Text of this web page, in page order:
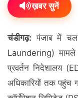
ख़बर सुनें
चंडीगढ़: पंजाब में चल
Laundering) मामले
प्रवर्तन निदेशालय
अधिकारियों तक पहुंच